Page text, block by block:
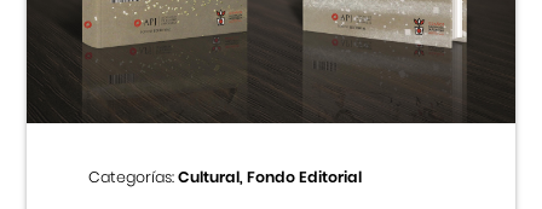
Categorías:Cultural, Fondo Editorial